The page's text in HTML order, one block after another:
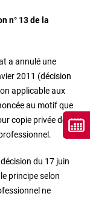
n° 13 de la
a annulé une
2011 (décision
applicable aux
au motif que
copie privée des
du 17 juin
principe selon
ne